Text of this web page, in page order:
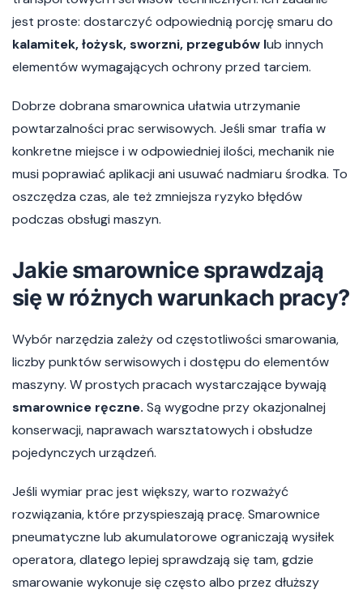
jest proste: dostarczyć odpowiednią porcję smaru do
kalamitek, łożysk, sworzni, przegubów lub innych
elementów wymagających ochrony przed tarciem.
Dobrze dobrana smarownica ułatwia utrzymanie
powtarzalności prac serwisowych. Jeśli smar trafia w
konkretne miejsce i w odpowiedniej ilości, mechanik nie
musi poprawiać aplikacji ani usuwać nadmiaru środka. To
oszczędza czas, ale też zmniejsza ryzyko błędów
podczas obsługi maszyn.
Jakie smarownice sprawdzają
się w różnych warunkach pracy?
Wybór narzędzia zależy od częstotliwości smarowania,
liczby punktów serwisowych i dostępu do elementów
maszyny. W prostych pracach wystarczające bywają
smarownice ręczne. Są wygodne przy okazjonalnej
konserwacji, naprawach warsztatowych i obsłudze
pojedynczych urządzeń.
Jeśli wymiar prac jest większy, warto rozważyć
rozwiązania, które przyspieszają pracę. Smarownice
pneumatyczne lub akumulatorowe ograniczają wysiłek
operatora, dlatego lepiej sprawdzają się tam, gdzie
smarowanie wykonuje się często albo przez dłuższy